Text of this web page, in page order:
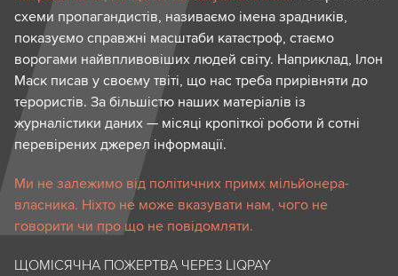
схеми пропагандистів, називаємо імена зрадників,
показуємо справжні масштаби катастроф, стаємо
ворогами найвпливовіших людей світу. Наприклад, Ілон
Маск писав у своєму твіті, що нас треба прирівняти до
терористів. За більшістю наших матеріалів із
журналістики даних — місяці кропіткої роботи й сотні
перевірених джерел інформації.
Ми не залежимо від політичних примх мільйонера-
власника. Ніхто не може вказувати нам, чого не
говорити чи про що не повідомляти.
ЩОМІСЯЧНА ПОЖЕРТВА ЧЕРЕЗ LIQPAY